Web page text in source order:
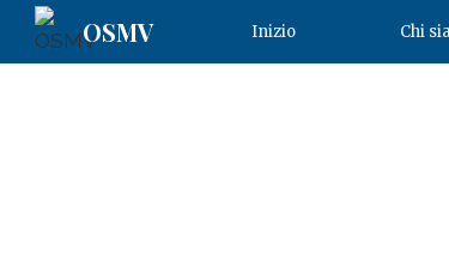
OSMV Inizio Chi